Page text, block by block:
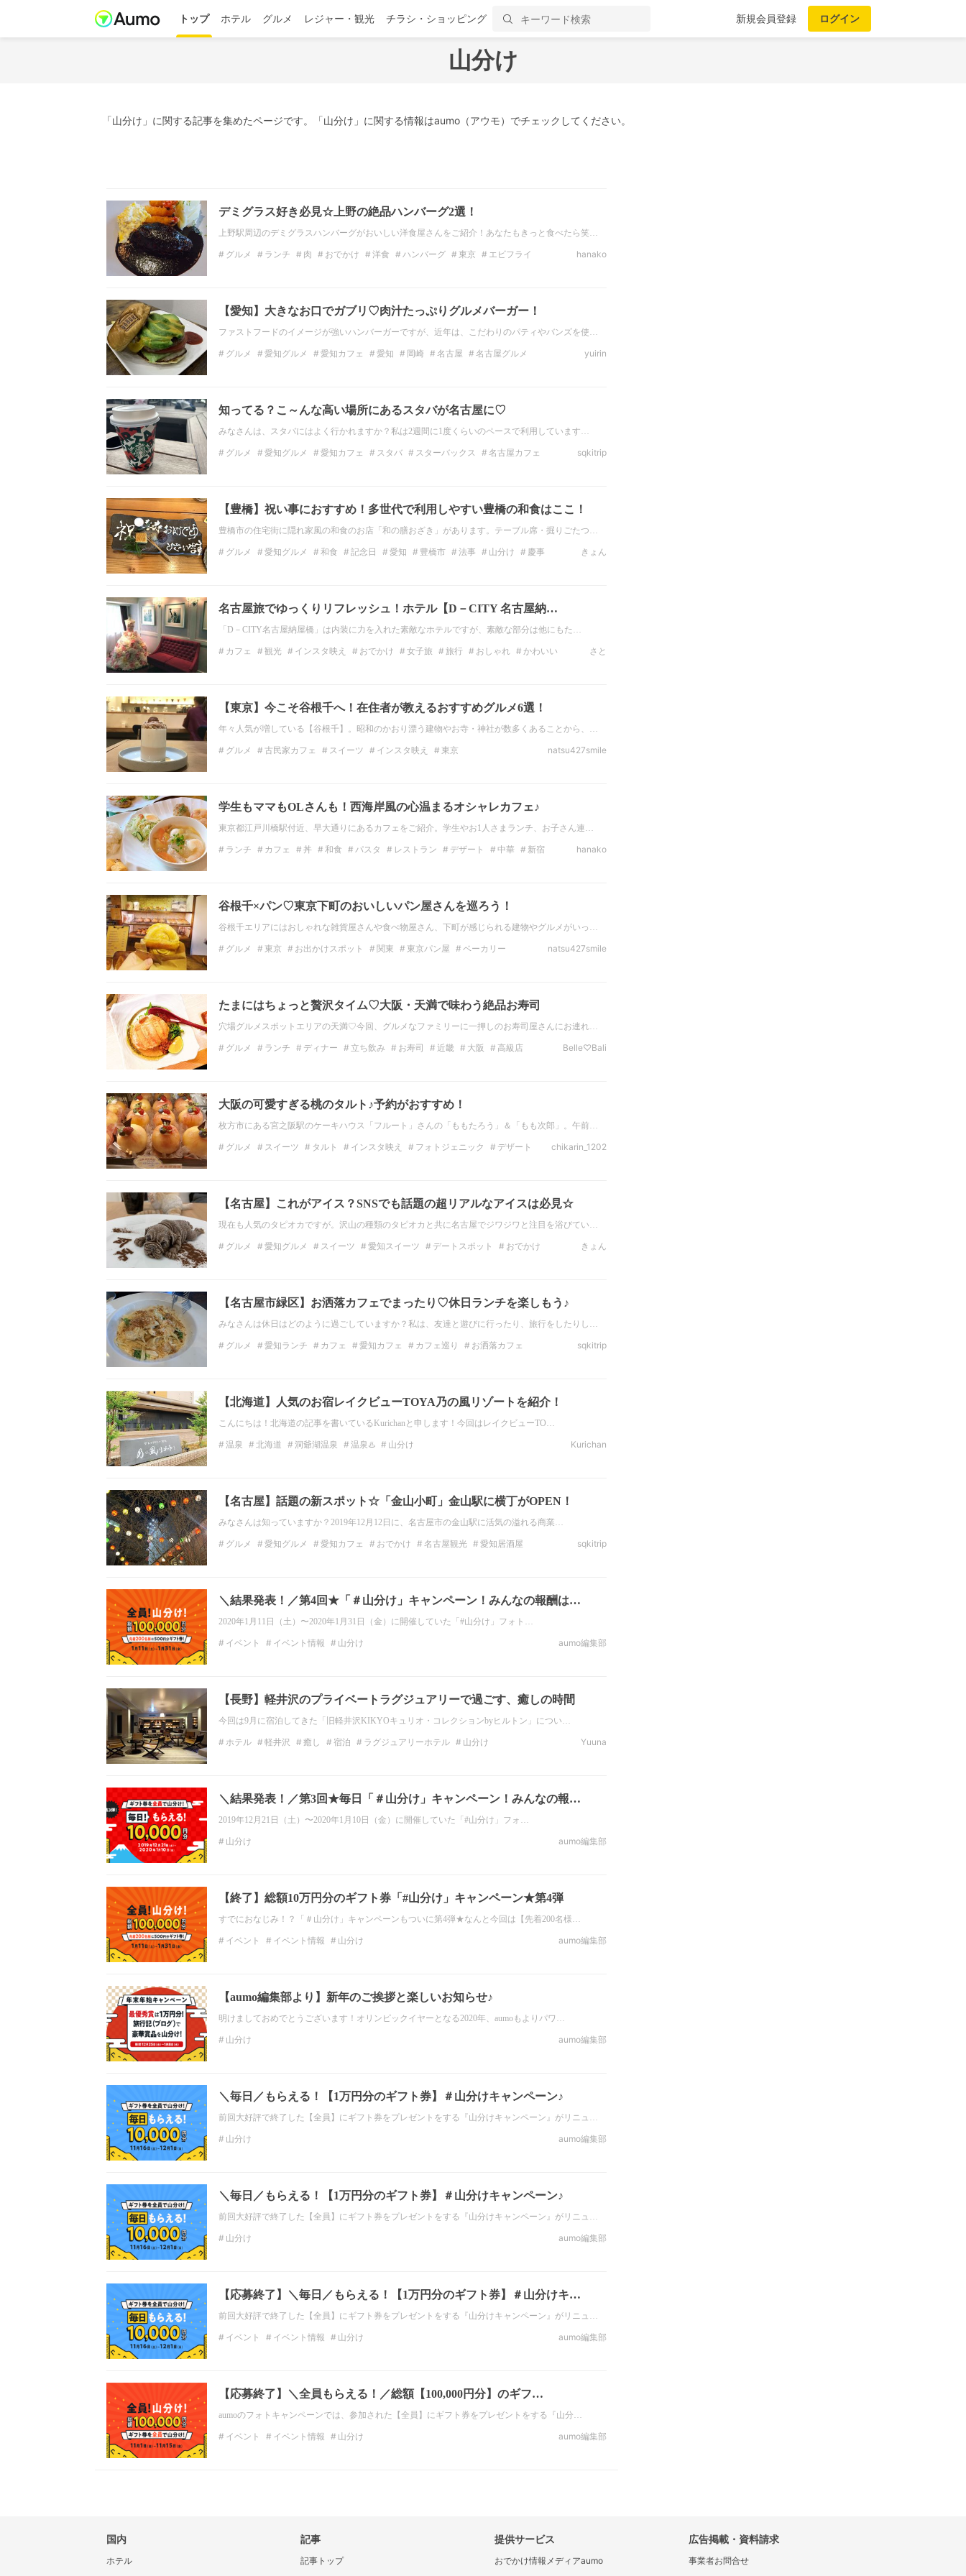
トップ ホテル グルメ レジャー・観光 チラシ・ショッピング 新規会員登録 ログイン
山分け
「山分け」に関する記事を集めたページです。「山分け」に関する情報はaumo（アウモ）でチェックしてください。
デミグラス好き必見☆上野の絶品ハンバーグ2選！
上野駅周辺のデミグラスハンバーグがおいしい洋食屋さんをご紹介！あなたもきっと食べたら笑…
グルメ ランチ 肉 おでかけ 洋食 ハンバーグ 東京
エビフライ
hanako
【愛知】大きなお口でガブリ♡肉汁たっぷりグルメバーガー！
ファストフードのイメージが強いハンバーガーですが、近年は、こだわりのパティやバンズを使…
グルメ 愛知グルメ 愛知カフェ 愛知 岡崎 名古屋
名古屋グルメ
yuirin
知ってる？こ～んな高い場所にあるスタバが名古屋に♡
みなさんは、スタバにはよく行かれますか？私は2週間に1度くらいのペースで利用しています…
グルメ 愛知グルメ 愛知カフェ スタバ スターバックス
名古屋カフェ
sqkitrip
【豊橋】祝い事におすすめ！多世代で利用しやすい豊橋の和食はここ！
豊橋市の住宅街に隠れ家風の和食のお店「和の膳おざき」があります。テーブル席・掘りごたつ…
グルメ 愛知グルメ 和食 記念日 愛知 豊橋市 法事 山分け
慶事
きょん
名古屋旅でゆっくりリフレッシュ！ホテル【D－CITY 名古屋納…
「D－CITY名古屋納屋橋」は内装に力を入れた素敵なホテルですが、素敵な部分は他にもた…
カフェ 観光 インスタ映え おでかけ 女子旅 旅行 おしゃれ
かわいい
さと
【東京】今こそ谷根千へ！在住者が教えるおすすめグルメ6選！
年々人気が増している【谷根千】。昭和のかおり漂う建物やお寺・神社が数多くあることから、…
グルメ 古民家カフェ スイーツ インスタ映え
東京
natsu427smile
学生もママもOLさんも！西海岸風の心温まるオシャレカフェ♪
東京都江戸川橋駅付近、早大通りにあるカフェをご紹介。学生やお1人さまランチ、お子さん連…
ランチ カフェ 丼 和食 パスタ レストラン デザート 中華
新宿
hanako
谷根千×パン♡東京下町のおいしいパン屋さんを巡ろう！
谷根千エリアにはおしゃれな雑貨屋さんや食べ物屋さん、下町が感じられる建物やグルメがいっ…
グルメ 東京 お出かけスポット 関東 東京パン屋
ベーカリー
natsu427smile
たまにはちょっと贅沢タイム♡大阪・天満で味わう絶品お寿司
穴場グルメスポットエリアの天満♡今回、グルメなファミリーに一押しのお寿司屋さんにお連れ…
グルメ ランチ ディナー 立ち飲み お寿司 近畿 大阪
高級店
Belle♡Bali
大阪の可愛すぎる桃のタルト♪予約がおすすめ！
枚方市にある宮之阪駅のケーキハウス「フルート」さんの「ももたろう」＆「もも次郎」。午前…
グルメ スイーツ タルト インスタ映え フォトジェニック
デザート
chikarin_1202
【名古屋】これがアイス？SNSでも話題の超リアルなアイスは必見☆
現在も人気のタピオカですが。沢山の種類のタピオカと共に名古屋でジワジワと注目を浴びてい…
グルメ 愛知グルメ スイーツ 愛知スイーツ デートスポット
おでかけ
きょん
【名古屋市緑区】お洒落カフェでまったり♡休日ランチを楽しもう♪
みなさんは休日はどのように過ごしていますか？私は、友達と遊びに行ったり、旅行をしたりし…
グルメ 愛知ランチ カフェ 愛知カフェ カフェ巡り
お洒落カフェ
sqkitrip
【北海道】人気のお宿レイクビューTOYA乃の風リゾートを紹介！
こんにちは！北海道の記事を書いているKurichanと申します！今回はレイクビューTO…
温泉 北海道 洞爺湖温泉 温泉♨️ 山分け Kurichan
【名古屋】話題の新スポット☆「金山小町」金山駅に横丁がOPEN！
みなさんは知っていますか？2019年12月12日に、名古屋市の金山駅に活気の溢れる商業…
グルメ 愛知グルメ 愛知カフェ おでかけ 名古屋観光
愛知居酒屋
sqkitrip
＼結果発表！／第4回★「＃山分け」キャンペーン！みんなの報酬は…
2020年1月11日（土）〜2020年1月31日（金）に開催していた「#山分け」フォト…
イベント イベント情報 山分け aumo編集部
【長野】軽井沢のプライベートラグジュアリーで過ごす、癒しの時間
今回は9月に宿泊してきた「旧軽井沢KIKYOキュリオ・コレクションbyヒルトン」につい…
ホテル 軽井沢 癒し 宿泊 ラグジュアリーホテル 山分け Yuuna
＼結果発表！／第3回★毎日「＃山分け」キャンペーン！みんなの報…
2019年12月21日（土）〜2020年1月10日（金）に開催していた「#山分け」フォ…
山分け aumo編集部
【終了】総額10万円分のギフト券「#山分け」キャンペーン★第4弾
すでにおなじみ！？「＃山分け」キャンペーンもついに第4弾★なんと今回は【先着200名様…
イベント イベント情報 山分け aumo編集部
【aumo編集部より】新年のご挨拶と楽しいお知らせ♪
明けましておめでとうございます！オリンピックイヤーとなる2020年、aumoもよりパワ…
山分け aumo編集部
＼毎日／もらえる！【1万円分のギフト券】＃山分けキャンペーン♪
前回大好評で終了した【全員】にギフト券をプレゼントをする『山分けキャンペーン』がリニュ…
山分け aumo編集部
＼毎日／もらえる！【1万円分のギフト券】＃山分けキャンペーン♪
前回大好評で終了した【全員】にギフト券をプレゼントをする『山分けキャンペーン』がリニュ…
山分け aumo編集部
【応募終了】＼毎日／もらえる！【1万円分のギフト券】＃山分けキ…
前回大好評で終了した【全員】にギフト券をプレゼントをする『山分けキャンペーン』がリニュ…
イベント イベント情報 山分け aumo編集部
【応募終了】＼全員もらえる！／総額【100,000円分】のギフ…
aumoのフォトキャンペーンでは、参加された【全員】にギフト券をプレゼントをする『山分…
イベント イベント情報 山分け aumo編集部
国内
ホテル
記事
記事トップ
提供サービス
おでかけ情報メディアaumo
広告掲載・資料請求
事業者お問合せ